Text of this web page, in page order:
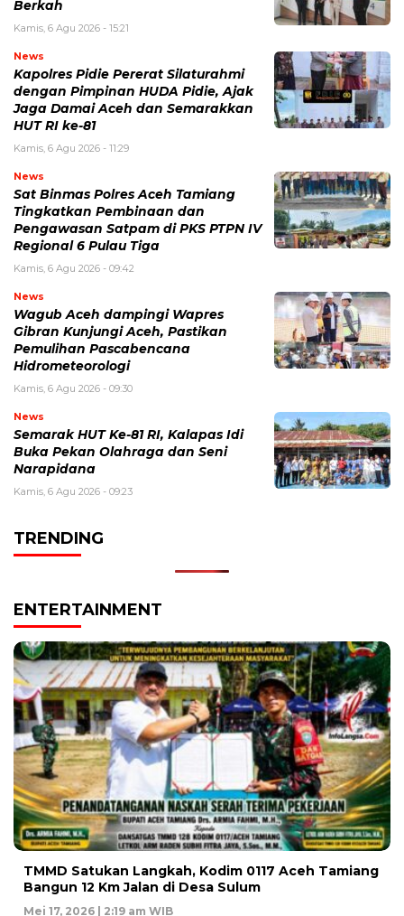
Berkah
Kamis, 6 Agu 2026 - 15:21
News
Kapolres Pidie Pererat Silaturahmi
dengan Pimpinan HUDA Pidie, Ajak
Jaga Damai Aceh dan Semarakkan
HUT RI ke-81
Kamis, 6 Agu 2026 - 11:29
News
Sat Binmas Polres Aceh Tamiang
Tingkatkan Pembinaan dan
Pengawasan Satpam di PKS PTPN IV
Regional 6 Pulau Tiga
Kamis, 6 Agu 2026 - 09:42
News
Wagub Aceh dampingi Wapres
Gibran Kunjungi Aceh, Pastikan
Pemulihan Pascabencana
Hidrometeorologi
Kamis, 6 Agu 2026 - 09:30
News
Semarak HUT Ke-81 RI, Kalapas Idi
Buka Pekan Olahraga dan Seni
Narapidana
Kamis, 6 Agu 2026 - 09:23
TRENDING
ENTERTAINMENT
TMMD Satukan Langkah, Kodim 0117 Aceh Tamiang
Bangun 12 Km Jalan di Desa Sulum
Mei 17, 2026 | 2:19 am WIB